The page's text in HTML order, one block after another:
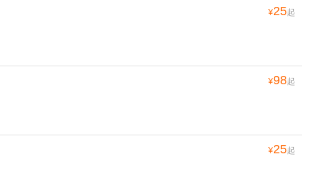
¥25起
¥98起
¥25起